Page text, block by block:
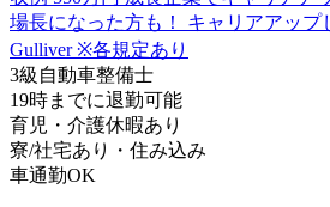
3級自動車整備士
19時までに退勤可能
育児・介護休暇あり
寮/社宅あり・住み込み
車通勤OK